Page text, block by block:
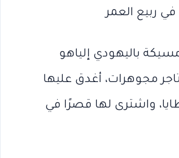
ربيع العمر
باليهودي إلياهو
مجوهرات، أغدق عليها
واشترى لها قصرًا في